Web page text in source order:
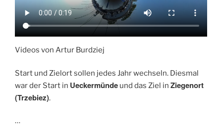
Videos von Artur Burdziej
Start und Zielort sollen jedes Jahr wechseln. Diesmal
war der Start in Ueckermünde und das Ziel in Ziegenort
(Trzebiez).
…